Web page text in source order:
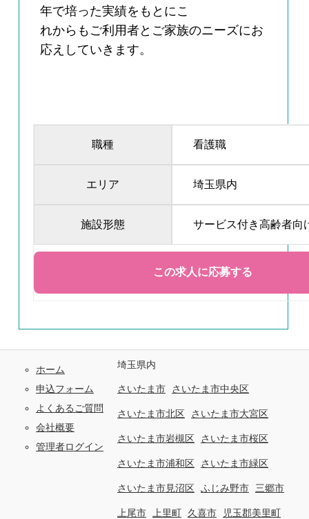
年で培った実績をもとにこ
れからもご利用者とご家族のニーズにお
応えしていきます。
職種 看護職
エリア 埼玉県内
施設形態 サービス付き高齢者向
ホーム
申込フォーム
よくあるご質問
会社概要
管理者ログイン
埼玉県内
さいたま市 さいたま市中央区
さいたま市北区 さいたま市大宮区
さいたま市岩槻区 さいたま市桜区
さいたま市浦和区 さいたま市緑区
さいたま市見沼区 ふじみ野市 三郷市
上尾市 上里町 久喜市 児玉郡美里町